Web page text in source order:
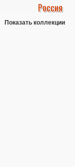
Россия
Показать коллекции